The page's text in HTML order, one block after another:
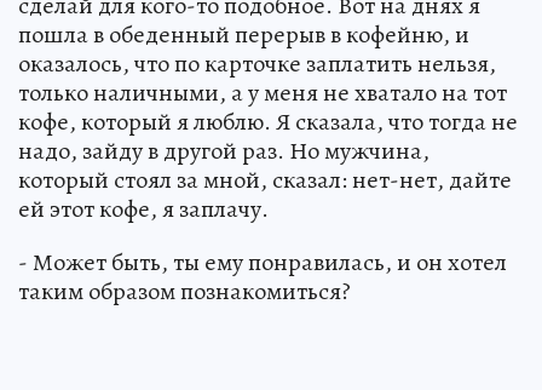
пошла в обеденный перерыв в кофейню, и
оказалось, что по карточке заплатить нельзя,
только наличными, а у меня не хватало на тот
кофе, который я люблю. Я сказала, что тогда не
надо, зайду в другой раз. Но мужчина,
который стоял за мной, сказал: нет-нет, дайте
ей этот кофе, я заплачу.
- Может быть, ты ему понравилась, и он хотел
таким образом познакомиться?